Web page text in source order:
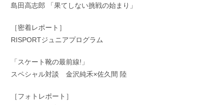
島田高志郎 「果てしない挑戦の始まり」
［密着レポート］
RISPORTジュニアプログラム
「スケート靴の最前線!」
スペシャル対談 金沢純禾×佐久間 陸
［フォトレポート］